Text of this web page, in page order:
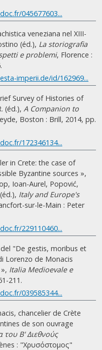
045677603...
veneziana nel XIII-
(éd.), La storiografia
e problemi, Florence :
imperii.de/id/162969...
Survey of Histories of
(éd.), A Companion to
Boston : Brill, 2014, pp.
172346134...
in Crete: the case of
Byzantine sources »,
Ioan-Aurel, Popović,
Italy and Europe's
sur-le-Main : Peter
229110460...
"De gestis, moribus et
Lorenzo de Monacis
Italia Medioevale e
211.
039585344...
chancelier de Crète
de son ouvrage
του Β' Διεθνούς
: "Χρυσόστομος"